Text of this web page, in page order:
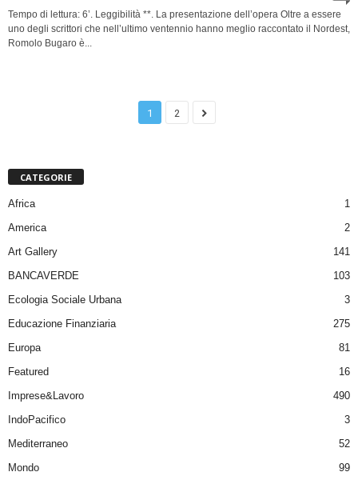
Tempo di lettura: 6’. Leggibilità **. La presentazione dell’opera Oltre a essere
uno degli scrittori che nell’ultimo ventennio hanno meglio raccontato il Nordest,
Romolo Bugaro è...
1 2
CATEGORIE
Africa
1
America
2
Art Gallery
141
BANCAVERDE
103
Ecologia Sociale Urbana
3
Educazione Finanziaria
275
Europa
81
Featured
16
Imprese&Lavoro
490
IndoPacifico
3
Mediterraneo
52
Mondo
99